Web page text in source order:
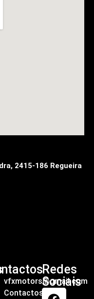
2415-186 Regueira
vfxmotors@gmail.com
Contactos
Redes
Sociais